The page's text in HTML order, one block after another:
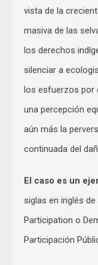
vista de la
masiva de las
los derechos
silenciar a
los esfuerzos por
una percepción
aún más la
continuada del
El caso es un
siglas en inglés
Participation o
Participación